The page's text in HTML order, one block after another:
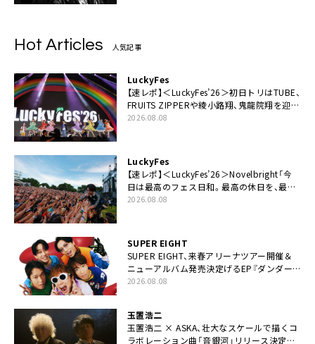
Hot Articles 人気記事
LuckyFes
【速レポ】＜LuckyFes’26＞初日トリはTUBE、
FRUITS ZIPPERや綾小路翔、鬼龍院翔を迎え
た豪華コラボも「知ってたらぜひ一緒に歌っ
2026.08.08
LuckyFes
【速レポ】＜LuckyFes’26＞Novelbright「今
日は最高のフェス日和。最高の休日を、最高
の夏休みを作っていきたい」
2026.08.08
SUPER EIGHT
SUPER EIGHT、来春アリーナツアー開催＆
ニューアルバム発売決定げるEP『ダンダー
ラ』本日リリース
2026.08.08
玉置浩二
玉置浩二 × ASKA、壮大なスケールで描くコ
ラボレーション曲「音銀河」リリース決定。